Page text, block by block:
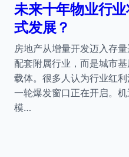
未来十年物业行
式发展？
房地产从增量开发迈入存
配套附属行业，而是城市
载体。很多人认为行业红
一轮爆发窗口正在开启。
模…